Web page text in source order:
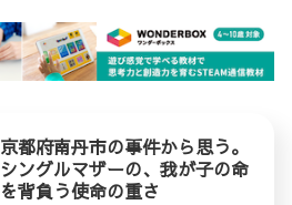
京都府南丹市の事件から思う。
シングルマザーの、我が子の命
を背負う使命の重さ